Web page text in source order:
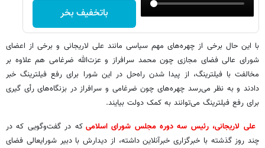
باتخفیف بخر
با این حال برخی از چهره‌های مهم سیاسی مانند علی لاریجانی و برخی از اعضای
شورای عالی فضای مجازی چون محمد سرافراز و عزت‌الله ضرغامی هم علاوه بر
مخالفت با فیلترینگ‌، از پیدا شدن راه‌حل در این شورا برای رفع فیلترینگ خبر
دادند و به نظر می‌رسد چهره‌های چون ضرغامی و سرافراز در بزنگاه‌های رأی گیری
برای رفع فیلترینگ می‌توانند به کمک دولت بیایند.
علی لاریجانی، رئیس سه دوره مجلس شورای اسلامی که در گفت‌وگویی که در
چند روز گذشته با خبرگزاری خبرآنلاین داشته، از دیدارش با دبیر شورایعالی فضای